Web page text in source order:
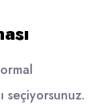
seçiyorsunuz.